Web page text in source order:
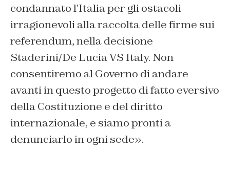
condannato l’Italia per gli ostacoli
irragionevoli alla raccolta delle firme sui
referendum, nella decisione
Staderini/De Lucia VS Italy. Non
consentiremo al Governo di andare
avanti in questo progetto di fatto eversivo
della Costituzione e del diritto
internazionale, e siamo pronti a
denunciarlo in ogni sede».